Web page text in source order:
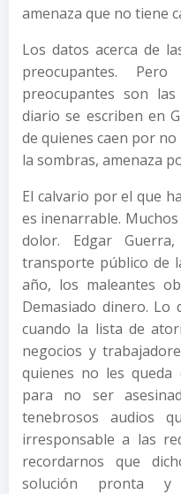
amenaza que no tiene
Los datos acerca de
preocupantes.
preocupantes son
diario se escriben en
de quienes caen por
la sombras, amenaza
El calvario por el que
es inenarrable.
dolor. Edgar
transporte público de
año, los maleantes
Demasiado dinero. Lo
cuando la lista de
negocios y
quienes no les
para no ser
tenebrosos audios
irresponsable a las
recordarnos que
solución pronta